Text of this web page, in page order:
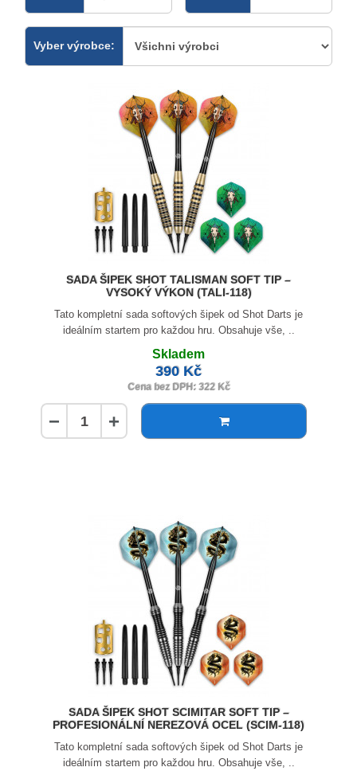
Vyber výrobce:
SADA ŠIPEK SHOT TALISMAN SOFT TIP –
VYSOKÝ VÝKON (TALI-118)
Tato kompletní sada softových šipek od Shot Darts je
ideálním startem pro každou hru. Obsahuje vše, ..
Skladem
390 Kč
Cena bez DPH: 322 Kč
− +
SADA ŠIPEK SHOT SCIMITAR SOFT TIP –
PROFESIONÁLNÍ NEREZOVÁ OCEL (SCIM-118)
Tato kompletní sada softových šipek od Shot Darts je
ideálním startem pro každou hru. Obsahuje vše, ..